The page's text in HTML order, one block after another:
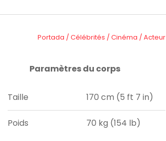
Portada /Célébrités /Cinéma /Acteur
Paramètres du corps
Taille 170 cm (5 ft 7 in)
Poids 70 kg (154 lb)